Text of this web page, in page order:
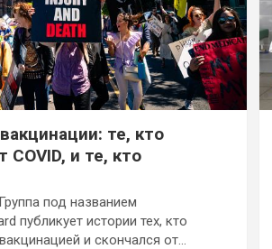
те, кто
COVID, и те, кто
под названием
публикует истории тех, кто
и скончался от…